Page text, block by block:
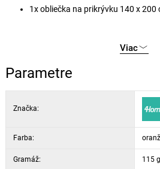
1x obliečka na prikrývku 140 x 200
Viac
Parametre
Značka:
Farba:
Gramáž: 115